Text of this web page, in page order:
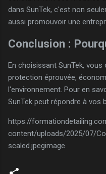
dans SunTek, c'est non
aussi promouvoir une
Conclusion :
En choisissant SunTek,
protection éprouvée,
l'environnement. Pour en
SunTek peut répondre à vos
https://
content/uploads/2025/07/
scaled.jpegimage